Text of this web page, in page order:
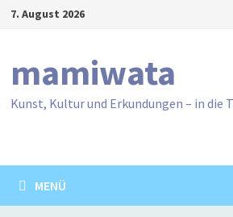
Zum7. August 2026
mamiwata
Kunst, Kultur und Erkundungen – in die
MENÜ